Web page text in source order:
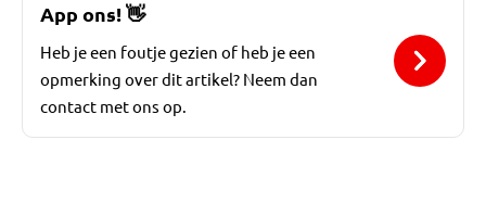
App ons!👋
Heb je een foutje gezien of heb je een
opmerking over dit artikel? Neem dan
contact met ons op.